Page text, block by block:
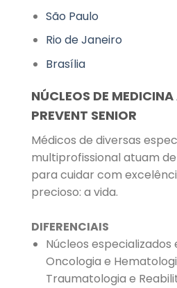
São Paulo
Rio de Janeiro
Brasília
NÚCLEOS DE
PREVENT SENIOR
Médicos de diversas
multiprofissional atuam
para cuidar com
precioso: a vida.
DIFERENCIAIS
Núcleos
Oncologia e
Traumatologia e